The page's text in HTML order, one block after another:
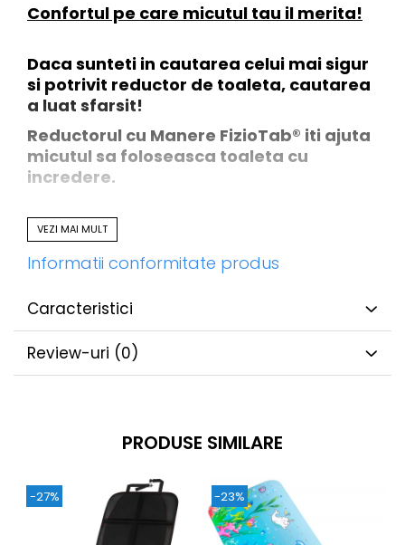
Confortul pe care micutul tau il merita!
Daca sunteti in cautarea celui mai sigur
si potrivit reductor de toaleta, cautarea
a luat sfarsit!
Reductorul cu Manere FizioTab® iti ajuta
micutul sa foloseasca toaleta cu
incredere.
VEZI MAI MULT
Informatii conformitate produs
Caracteristici
Review-uri (0)
PRODUSE SIMILARE
-27% -23%